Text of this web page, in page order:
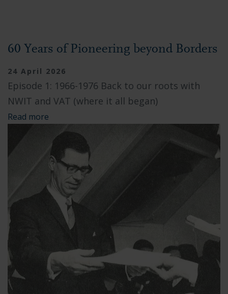
60 Years of Pioneering beyond Borders
24 April 2026
Episode 1: 1966-1976 Back to our roots with
NWIT and VAT (where it all began)
Read more